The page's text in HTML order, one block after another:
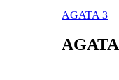
AGATA 3
AGATA